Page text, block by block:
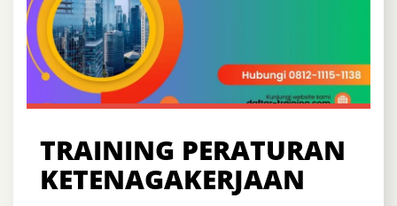
TRAINING PERATURAN
KETENAGAKERJAAN